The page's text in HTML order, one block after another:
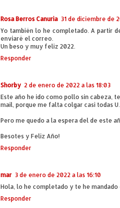
Rosa Berros Canuria 31 de diciembre de
Yo también lo he completado. A partir
enviaré el correo.
Un beso y muy feliz 2022.
Responder
Shorby 2 de enero de 2022 a las 18:03
Este año he ido como pollo sin cabeza,
mail, porque me falta colgar casi todas
Pero me quedo a la espera del de este
Besotes y Feliz Año!
Responder
mar 3 de enero de 2022 a las 16:10
Hola, lo he completado y te he
Responder